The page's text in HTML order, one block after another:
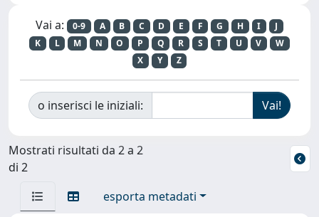
Vai a: 0-9 A B C D E F G H I
J
K
L M N O P Q R S T U V
W
X
Y Z
o inserisci le iniziali:
Mostrati risultati da 2 a 2
di 2
esporta metadati